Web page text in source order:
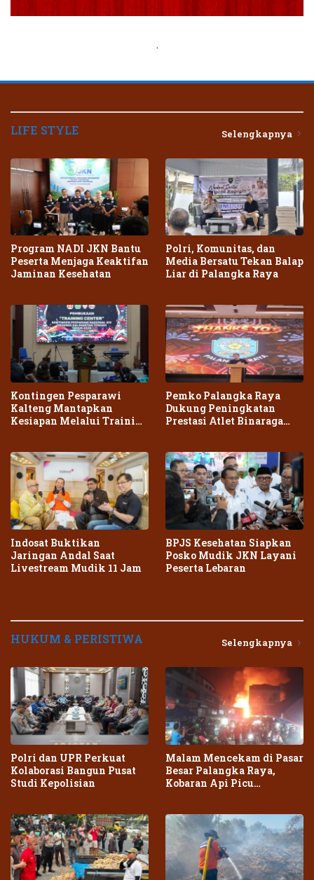
.
LIFE STYLE Selengkapnya
Program NADI JKN Bantu
Peserta Menjaga Keaktifan
Jaminan Kesehatan
Polri, Komunitas, dan
Media Bersatu Tekan Balap
Liar di Palangka Raya
Kontingen Pesparawi
Kalteng Mantapkan
Kesiapan Melalui Training
Pemko Palangka Raya
Dukung Peningkatan
Prestasi Atlet Binaraga
Indosat Buktikan
Jaringan Andal Saat
Livestream Mudik 11 Jam
BPJS Kesehatan Siapkan
Posko Mudik JKN Layani
Peserta Lebaran
HUKUM & PERISTIWA Selengkapnya
Polri dan UPR Perkuat
Kolaborasi Bangun Pusat
Studi Kepolisian
Malam Mencekam di Pasar
Besar Palangka Raya,
Kobaran Api Picu